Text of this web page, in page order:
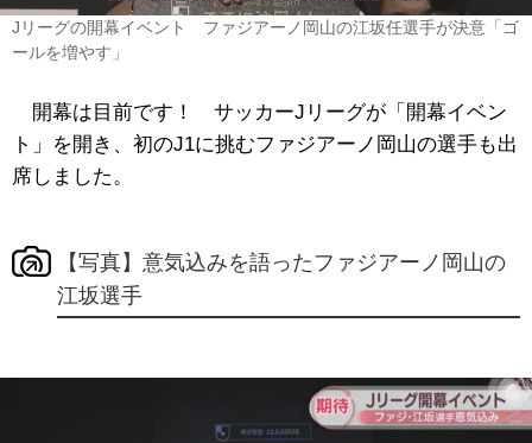
Jリーグの開幕イベント ファジアーノ岡山の江坂任選手が決意「ゴ
ールを増やす」
開幕は目前です！ サッカーJリーグが「開幕イベン
ト」を開き、初のJ1に挑むファジアーノ岡山の選手も出
席しました。
【写真】意気込みを語ったファジアーノ岡山の
江坂選手